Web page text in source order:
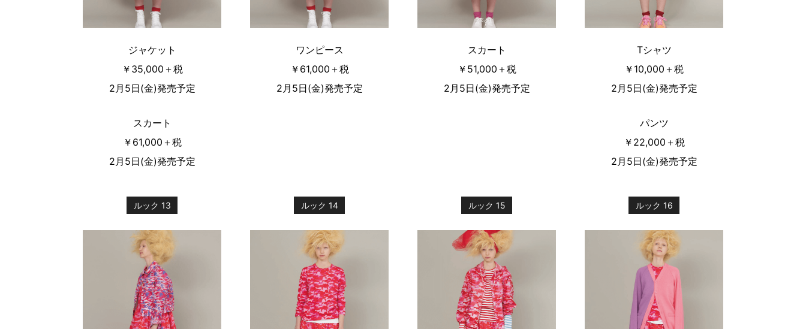
ジャケット
￥35,000＋税
2月5日(金)発売予定
スカート
￥61,000＋税
2月5日(金)発売予定
ワンピース
￥61,000＋税
2月5日(金)発売予定
スカート
￥51,000＋税
2月5日(金)発売予定
Tシャツ
￥10,000＋税
2月5日(金)発売予定
パンツ
￥22,000＋税
2月5日(金)発売予定
ルック 13 ルック 14 ルック 15 ルック 16